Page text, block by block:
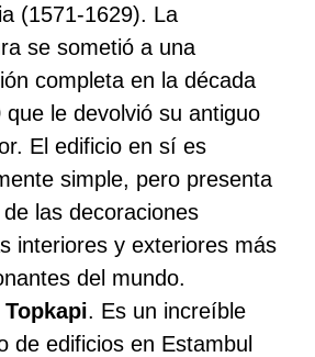
(1571-1629). La
se sometió a una
completa en la década
que le devolvió su antiguo
El edificio en sí es
simple, pero presenta
las decoraciones
interiores y exteriores más
del mundo.
. Es un increíble
de edificios en Estambul